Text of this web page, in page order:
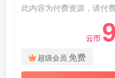
此内容为付费资源，请付
云币
超级会员 免费